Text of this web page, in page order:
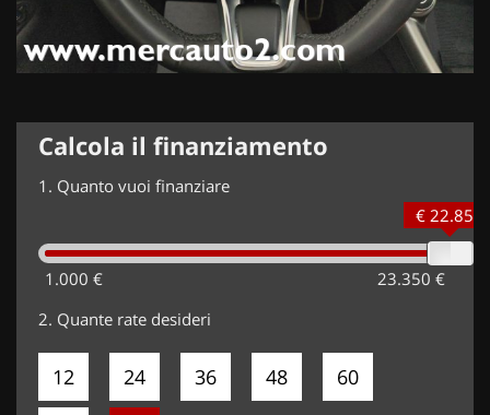
Calcola il finanziamento
1. Quanto vuoi finanziare
1.000 € 23.350 €
€ 22.850
2. Quante rate desideri
12 24 36 48 60